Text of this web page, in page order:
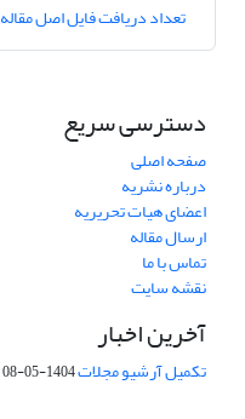
تعداد دریافت فایل اصل مقاله
دسترسی سریع
صفحه اصلی
درباره نشریه
اعضای هیات تحریریه
ارسال مقاله
تماس با ما
نقشه سایت
آخرین اخبار
تکمیل آرشیو مجلات1404-05-08